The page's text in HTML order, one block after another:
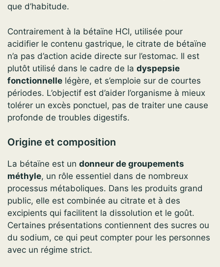
que d’habitude.
Contrairement à la bétaïne HCl, utilisée pour
acidifier le contenu gastrique, le citrate de bétaïne
n’a pas d’action acide directe sur l’estomac. Il est
plutôt utilisé dans le cadre de la dyspepsie
fonctionnelle légère, et s’emploie sur de courtes
périodes. L’objectif est d’aider l’organisme à mieux
tolérer un excès ponctuel, pas de traiter une cause
profonde de troubles digestifs.
Origine et composition
La bétaïne est un donneur de groupements
méthyle, un rôle essentiel dans de nombreux
processus métaboliques. Dans les produits grand
public, elle est combinée au citrate et à des
excipients qui facilitent la dissolution et le goût.
Certaines présentations contiennent des sucres ou
du sodium, ce qui peut compter pour les personnes
avec un régime strict.